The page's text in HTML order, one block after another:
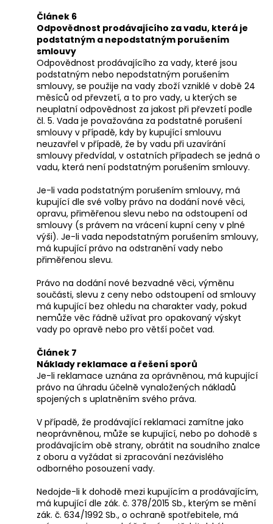
Článek 6
Odpovědnost prodávajícího za vadu, která je
podstatným a nepodstatným porušením
smlouvy
Odpovědnost prodávajícího za vady, které jsou
podstatným nebo nepodstatným porušením
smlouvy, se použije na vady zboží vzniklé v době 24
měsíců od převzetí, a to pro vady, u kterých se
neuplatní odpovědnost za jakost při převzetí podle
čl. 5. Vada je považována za podstatné porušení
smlouvy v případě, kdy by kupující smlouvu
neuzavřel v případě, že by vadu při uzavírání
smlouvy předvídal, v ostatních případech se jedná o
vadu, která není podstatným porušením smlouvy.
Je-li vada podstatným porušením smlouvy, má
kupující dle své volby právo na dodání nové věci,
opravu, přiměřenou slevu nebo na odstoupení od
smlouvy (s právem na vrácení kupní ceny v plné
výši). Je-li vada nepodstatným porušením smlouvy,
má kupující právo na odstranění vady nebo
přiměřenou slevu.
Právo na dodání nové bezvadné věci, výměnu
součásti, slevu z ceny nebo odstoupení od smlouvy
má kupující bez ohledu na charakter vady, pokud
nemůže věc řádně užívat pro opakovaný výskyt
vady po opravě nebo pro větší počet vad.
Článek 7
Náklady reklamace a řešení sporů
Je-li reklamace uznána za oprávněnou, má kupující
právo na úhradu účelně vynaložených nákladů
spojených s uplatněním svého práva.
V případě, že prodávající reklamaci zamítne jako
neoprávněnou, může se kupující, nebo po dohodě s
prodávajícím obě strany, obrátit na soudního znalce
z oboru a vyžádat si zpracování nezávislého
odborného posouzení vady.
Nedojde-li k dohodě mezi kupujícím a prodávajícím,
má kupující dle zák. č. 378/2015 Sb., kterým se mění
zák. č. 634/1992 Sb., o ochraně spotřebitele, má